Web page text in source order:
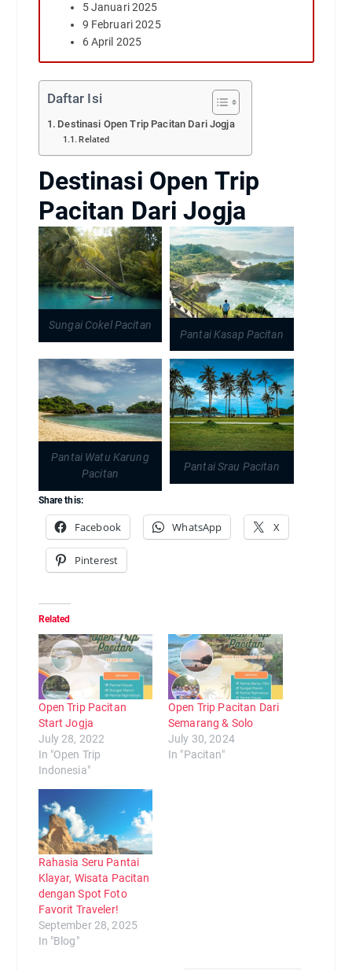
5 Januari 2025
9 Februari 2025
6 April 2025
Daftar Isi
Destinasi Open Trip Pacitan Dari Jogja
Related
Destinasi Open Trip
Pacitan Dari Jogja
Sungai Cokel Pacitan
Pantai Kasap Pacitan
Pantai Watu Karung
Pacitan
Pantai Srau Pacitan
Share this:
Facebook WhatsApp X
Pinterest
Related
Open Trip Pacitan
Start Jogja
July 28, 2022
In "Open Trip
Indonesia"
Open Trip Pacitan Dari
Semarang & Solo
July 30, 2024
In "Pacitan"
Rahasia Seru Pantai
Klayar, Wisata Pacitan
dengan Spot Foto
Favorit Traveler!
September 28, 2025
In "Blog"